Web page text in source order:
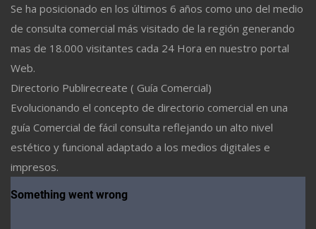
Se ha posicionado en los últimos 6 años como uno del medio
de consulta comercial más visitado de la región generando
mas de 18.000 visitantes cada 24 Hora en nuestro portal
Web.
Directorio Publirecreate ( Guía Comercial)
Evolucionando el concepto de directorio comercial en una
guía Comercial de fácil consulta reflejando un alto nivel
estético y funcional adaptado a los medios digitales e
impresos.